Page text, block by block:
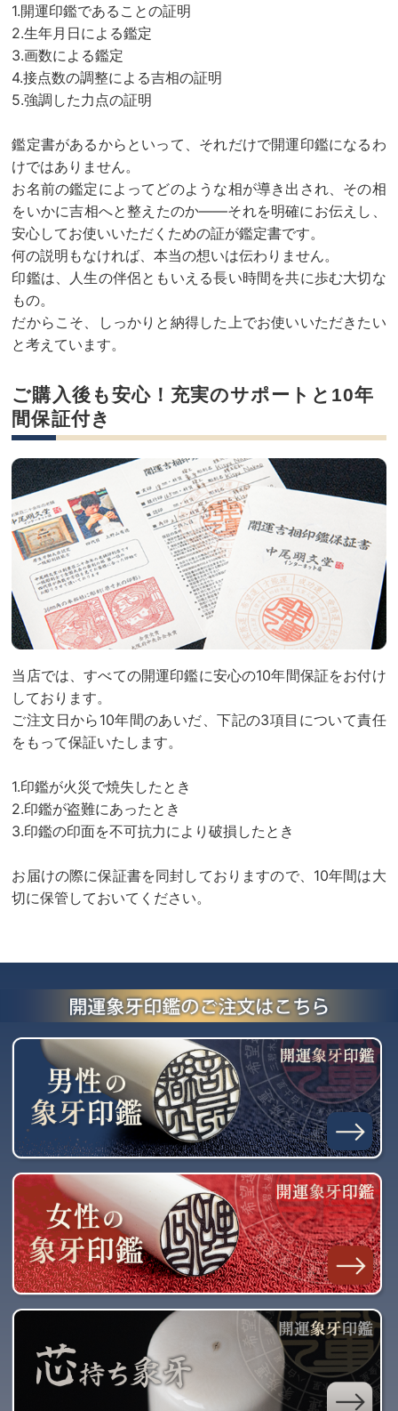
1.開運印鑑であることの証明
2.生年月日による鑑定
3.画数による鑑定
4.接点数の調整による吉相の証明
5.強調した力点の証明
鑑定書があるからといって、それだけで開運印鑑になるわ
けではありません。
お名前の鑑定によってどのような相が導き出され、その相
をいかに吉相へと整えたのか——それを明確にお伝えし、
安心してお使いいただくための証が鑑定書です。
何の説明もなければ、本当の想いは伝わりません。
印鑑は、人生の伴侶ともいえる長い時間を共に歩む大切な
もの。
だからこそ、しっかりと納得した上でお使いいただきたい
と考えています。
ご購入後も安心！充実のサポートと10年
間保証付き
当店では、すべての開運印鑑に安心の10年間保証をお付け
しております。
ご注文日から10年間のあいだ、下記の3項目について責任
をもって保証いたします。
1.印鑑が火災で焼失したとき
2.印鑑が盗難にあったとき
3.印鑑の印面を不可抗力により破損したとき
お届けの際に保証書を同封しておりますので、10年間は大
切に保管しておいてください。